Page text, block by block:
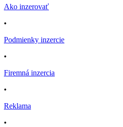
Ako inzerovať
•
Podmienky inzercie
•
Firemná inzercia
•
Reklama
•